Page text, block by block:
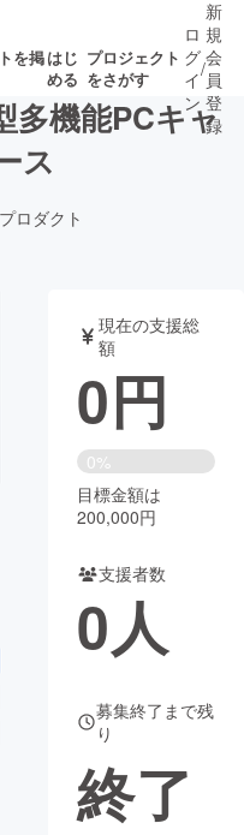
を掲はじ
める
プロジェクト
をさがす
募集終了が近いプ
ロジェクト
音楽
ゲーム・サ
書籍・雑誌
チャレンジ
CAMPFIRE Creation
ロ
グ
イ
ン
/
新
規
会
員
登
録
多機能PCキャ
ス
プロダクト
現在の支援総
額
0円
0%
目標金額は
200,000円
支援者数
0人
募集終了まで残
り
終了